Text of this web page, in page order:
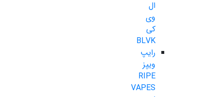
ال
وی
کی
BLVK
رایپ
ویپز
RIPE
VAPES